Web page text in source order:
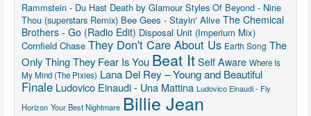
Rammstein - Du Hast Death by Glamour Styles Of Beyond - Nine
Thou (superstars Remix) Bee Gees - Stayin' Alive The Chemical
Brothers - Go (Radio Edit) Disposal Unit (Imperium Mix)
Cornfield Chase They Don't Care About Us Earth Song The
Only Thing They Fear Is You Beat It Self Aware Where Is
My Mind (The Pixies) Lana Del Rey – Young and Beautiful
Finale Ludovico Einaudi - Una Mattina Ludovico Einaudi - Fly
Horizon Your Best Nightmare Billie Jean